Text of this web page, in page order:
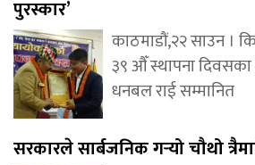
पुरस्कार’
काठमाडौं,२२ साउन ।
३९ औँ स्थापना
धनबल राई सम्मानित
सरकारले सार्बजनिक गर्‍यो चौथो